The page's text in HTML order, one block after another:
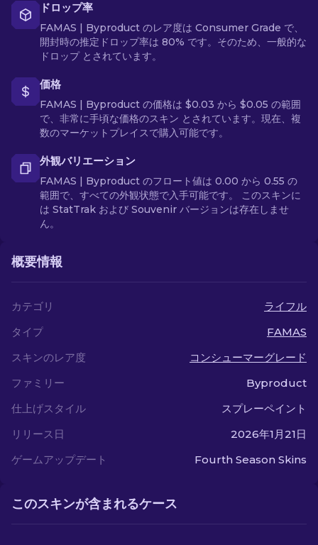
ドロップ率
FAMAS | Byproduct のレア度は Consumer Grade で、
開封時の推定ドロップ率は 80% です。そのため、一般的な
ドロップ とされています。
価格
FAMAS | Byproduct の価格は $0.03 から $0.05 の範囲
で、非常に手頃な価格のスキン とされています。現在、複
数のマーケットプレイスで購入可能です。
外観バリエーション
FAMAS | Byproduct のフロート値は 0.00 から 0.55 の
範囲で、すべての外観状態で入手可能です。 このスキンに
は StatTrak および Souvenir バージョンは存在しませ
ん。
概要情報
カテゴリ
ライフル
タイプ
FAMAS
スキンのレア度
コンシューマーグレード
ファミリー
Byproduct
仕上げスタイル
スプレーペイント
リリース日
2026年1月21日
ゲームアップデート
Fourth Season Skins
このスキンが含まれるケース